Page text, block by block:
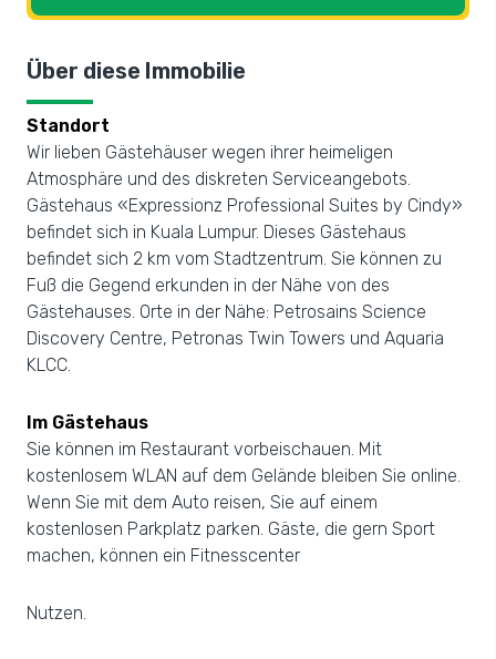
Über diese Immobilie
Standort
Wir lieben Gästehäuser wegen ihrer heimeligen
Atmosphäre und des diskreten Serviceangebots.
Gästehaus «Expressionz Professional Suites by Cindy»
befindet sich in Kuala Lumpur. Dieses Gästehaus
befindet sich 2 km vom Stadtzentrum. Sie können zu
Fuß die Gegend erkunden in der Nähe von des
Gästehauses. Orte in der Nähe: Petrosains Science
Discovery Centre, Petronas Twin Towers und Aquaria
KLCC.
Im Gästehaus
Sie können im Restaurant vorbeischauen. Mit
kostenlosem WLAN auf dem Gelände bleiben Sie online.
Wenn Sie mit dem Auto reisen, Sie auf einem
kostenlosen Parkplatz parken. Gäste, die gern Sport
machen, können ein Fitnesscenter
Nutzen.